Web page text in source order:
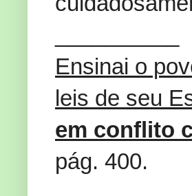
Ensinai o
leis de seu
em conflito
pág. 400.